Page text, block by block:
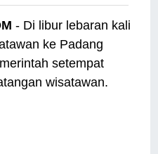
- Di libur lebaran kali
ke Padang
setempat
wisatawan.